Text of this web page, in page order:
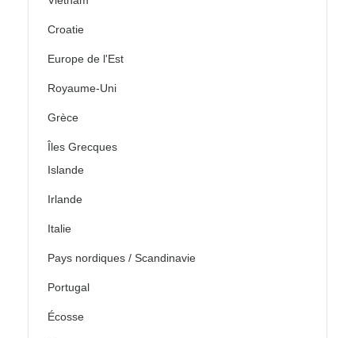
Croatie
Europe de l'Est
Royaume-Uni
Grèce
Îles Grecques
Islande
Irlande
Italie
Pays nordiques / Scandinavie
Portugal
Écosse